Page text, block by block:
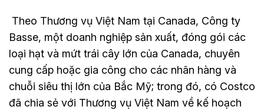
Theo Thương vụ Việt Nam tại Canada, Công ty
Basse, một doanh nghiệp sản xuất, đóng gói các
loại hạt và mứt trái cây lớn của Canada, chuyên
cung cấp hoặc gia công cho các nhãn hàng và
chuỗi siêu thị lớn của Bắc Mỹ; trong đó, có Costco
đã chia sẻ với Thương vụ Việt Nam về kế hoạch